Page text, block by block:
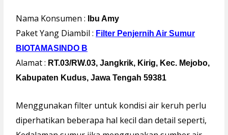
Nama Konsumen : Ibu Amy
Paket Yang Diambil : Filter Penjernih Air Sumur
BIOTAMASINDO B
Alamat : RT.03/RW.03, Jangkrik, Kirig, Kec. Mejobo,
Kabupaten Kudus, Jawa Tengah 59381
Menggunakan filter untuk kondisi air keruh perlu
diperhatikan beberapa hal kecil dan detail seperti,